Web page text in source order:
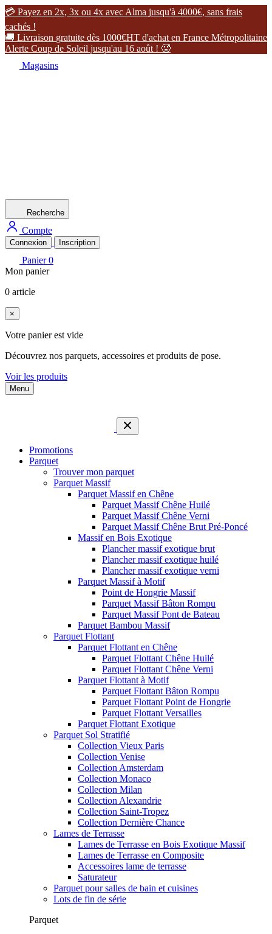
 Payez en 2x, 3x ou 4x avec Alma jusqu'à 4000€, sans frais
cachés !
 Livraison gratuite dès 1000€HT d'achat en France Métropolitaine
Alerte Coup de Soleil jusqu'au 16 août ! 
Magasins
Recherche
Compte
Connexion Inscription
Panier 0
Mon panier
0 article
×
Votre panier est vide
Découvrez nos parquets, accessoires et produits de pose.
Voir les produits
Menu
Promotions
Parquet
Trouver mon parquet
Parquet Massif
Parquet Massif en Chêne
Parquet Massif Chêne Huilé
Parquet Massif Chêne Verni
Parquet Massif Chêne Brut Pré-Poncé
Massif en Bois Exotique
Plancher massif exotique brut
Plancher massif exotique huilé
Plancher massif exotique verni
Parquet Massif à Motif
Point de Hongrie Massif
Parquet Massif Bâton Rompu
Parquet Massif Pont de Bateau
Parquet Bambou Massif
Parquet Flottant
Parquet Flottant en Chêne
Parquet Flottant Chêne Huilé
Parquet Flottant Chêne Verni
Parquet Flottant à Motif
Parquet Flottant Bâton Rompu
Parquet Flottant Point de Hongrie
Parquet Flottant Versailles
Parquet Flottant Exotique
Parquet Sol Stratifié
Collection Vieux Paris
Collection Venise
Collection Amsterdam
Collection Monaco
Collection Milan
Collection Alexandrie
Collection Saint-Tropez
Collection Dernière Chance
Lames de Terrasse
Lames de Terrasse en Bois Exotique Massif
Lames de Terrasse en Composite
Accessoires lame de terrasse
Saturateur
Parquet pour salles de bain et cuisines
Lots de fin de série
Parquet